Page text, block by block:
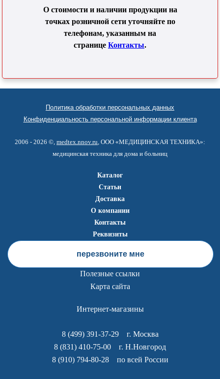
О стоимости и наличии продукции на
точках розничной сети уточняйте по
телефонам, указанным на
странице Контакты.
Политика обработки персональных данных
Конфиденциальность персональной информации клиента
2006 - 2026 ©, medtex.nnov.ru, ООО «МЕДИЦИНСКАЯ ТЕХНИКА»:
медицинская техника для дома и больниц
Каталог
Статьи
Доставка
О компании
Контакты
Реквизиты
перезвоните мне
Полезные ссылки
Карта сайта
Интернет-магазины
8 (499) 391-37-29г. Москва
8 (831) 410-75-00 г. Н.Новгород
8 (910) 794-80-28по всей России